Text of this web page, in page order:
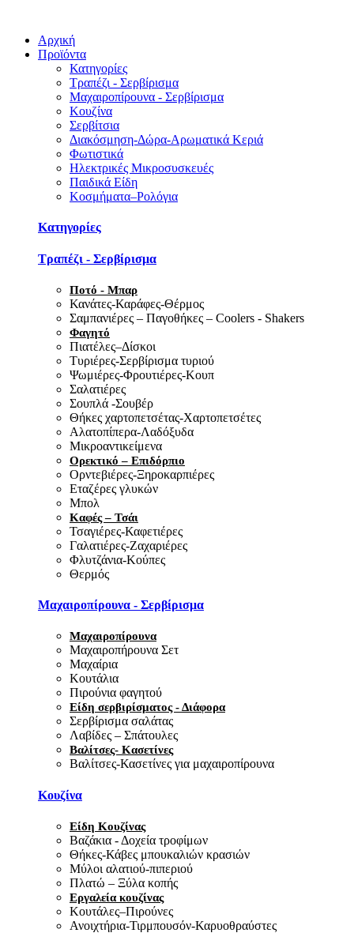
Αρχική
Προϊόντα
Κατηγορίες
Τραπέζι - Σερβίρισμα
Μαχαιροπίρουνα - Σερβίρισμα
Κουζίνα
Σερβίτσια
Διακόσμηση-Δώρα-Αρωματικά Κεριά
Φωτιστικά
Ηλεκτρικές Μικροσυσκευές
Παιδικά Είδη
Κοσμήματα–Ρολόγια
Κατηγορίες
Τραπέζι - Σερβίρισμα
Ποτό - Μπαρ
Κανάτες-Καράφες-Θέρμος
Σαμπανιέρες – Παγοθήκες – Coolers - Shakers
Φαγητό
Πιατέλες–Δίσκοι
Τυριέρες-Σερβίρισμα τυριού
Ψωμιέρες-Φρουτιέρες-Κουπ
Σαλατιέρες
Σουπλά -Σουβέρ
Θήκες χαρτοπετσέτας-Χαρτοπετσέτες
Αλατοπίπερα-Λαδόξυδα
Μικροαντικείμενα
Ορεκτικό – Επιδόρπιο
Ορντεβιέρες-Ξηροκαρπιέρες
Εταζέρες γλυκών
Μπολ
Καφές – Τσάι
Τσαγιέρες-Καφετιέρες
Γαλατιέρες-Ζαχαριέρες
Φλυτζάνια-Κούπες
Θερμός
Μαχαιροπίρουνα - Σερβίρισμα
Μαχαιροπίρουνα
Μαχαιροπήρουνα Σετ
Μαχαίρια
Κουτάλια
Πιρούνια φαγητού
Είδη σερβιρίσματος - Διάφορα
Σερβίρισμα σαλάτας
Λαβίδες – Σπάτουλες
Βαλίτσες- Κασετίνες
Βαλίτσες-Κασετίνες για μαχαιροπίρουνα
Κουζίνα
Είδη Κουζίνας
Βαζάκια - Δοχεία τροφίμων
Θήκες-Κάβες μπουκαλιών κρασιών
Μύλοι αλατιού-πιπεριού
Πλατώ – Ξύλα κοπής
Εργαλεία κουζίνας
Κουτάλες–Πιρούνες
Ανοιχτήρια-Τιρμπουσόν-Καρυοθραύστες